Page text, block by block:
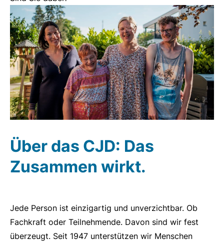
Über das CJD: Das
Zusammen wirkt.
URL
Jede Person ist einzigartig und unverzichtbar. Ob
Fachkraft oder Teilnehmende. Davon sind wir fest
überzeugt. Seit 1947 unterstützen wir Menschen